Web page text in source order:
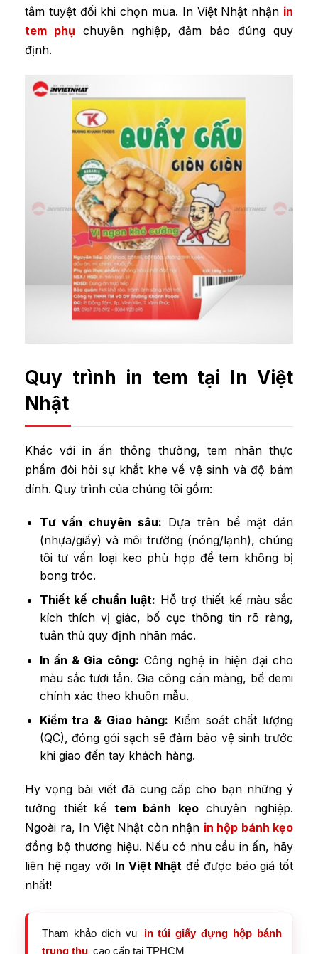
tâm tuyệt đối khi chọn mua. In Việt Nhật nhận in
tem phụ chuyên nghiệp, đảm bảo đúng quy
định.
Quy trình in tem tại In Việt
Nhật
Khác với in ấn thông thường, tem nhãn thực
phẩm đòi hỏi sự khắt khe về vệ sinh và độ bám
dính. Quy trình của chúng tôi gồm:
Tư vấn chuyên sâu: Dựa trên bề mặt dán
(nhựa/giấy) và môi trường (nóng/lạnh), chúng
tôi tư vấn loại keo phù hợp để tem không bị
bong tróc.
Thiết kế chuẩn luật: Hỗ trợ thiết kế màu sắc
kích thích vị giác, bố cục thông tin rõ ràng,
tuân thủ quy định nhãn mác.
In ấn & Gia công: Công nghệ in hiện đại cho
màu sắc tươi tắn. Gia công cán màng, bế demi
chính xác theo khuôn mẫu.
Kiểm tra & Giao hàng: Kiểm soát chất lượng
(QC), đóng gói sạch sẽ đảm bảo vệ sinh trước
khi giao đến tay khách hàng.
Hy vọng bài viết đã cung cấp cho bạn những ý
tưởng thiết kế tem bánh kẹochuyên nghiệp.
Ngoài ra, In Việt Nhật còn nhận in hộp bánh kẹo
đồng bộ thương hiệu. Nếu có nhu cầu in ấn, hãy
liên hệ ngay với In Việt Nhật để được báo giá tốt
nhất!
Tham khảo dịch vụ
in túi giấy đựng hộp bánh
trung thu cao cấp tại TPHCM